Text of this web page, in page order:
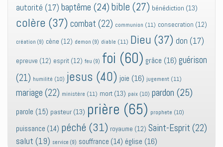
autorité (17) baptême (24) bible (27) bénédiction (13)
colère (37) combat (22) communion (11) consecration (12)
création (9) cène (12) demon (9) diable (11) Dieu (37) don (17)
epreuve (12) esprit (12) feu (9) foi (60) grâce (16) guérison
(21) humilité (10) jesus (40) joie (16) jugement (11)
mariage (22) ministère (11) mort (13) paix (10) pardon (25)
parole (15) pasteur (13) prière (65) prophete (10)
puissance (14) péché (31) royaume (12) Saint-Esprit (22)
salut (19) service (9) souffrance (14) église (16)